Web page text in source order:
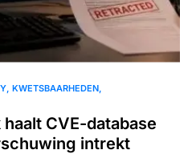
KWETSBAARHEDEN
CVE-database
intrekt